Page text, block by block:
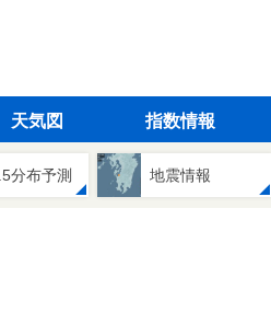
天気図 指数情報
分布予測 地震情報